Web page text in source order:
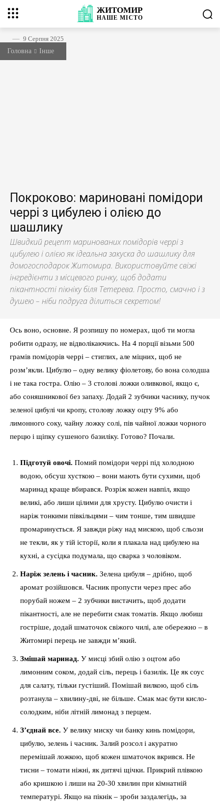
ЖИТОМИР
НАШЕМІСТО
9 Серпня 2025
Головна
Інше
Покроково: мариновані помідори
черрі з цибулею і олією до
шашлику
Швидкий рецепт маринованих помідорів черрі з
цибулею і олією як ідеальна закуска до шашлику для
домогосподарок Житомира. Використовуйте свіжі
інгредієнти з місцевого ринку, щоб додати
пікантності пікніку біля Тетерева. Просто, смачно і з
душею – ніби подруга ділиться секретом!
Ось воно, основне. Я розпишу по номерах, щоб ти могла
робити одразу, не відволікаючись. На 4 порції візьми 500
грамів помідорів черрі – стиглих, але міцних, щоб не
розм’якли. Цибулю – одну велику фіолетову, бо вона солодша
і не така гостра. Олію – 3 столові ложки оливкової, якщо є,
або соняшникової без запаху. Додай 2 зубчики часнику, пучок
зеленої цибулі чи кропу, столову ложку оцту 9% або
лимонного соку, чайну ложку солі, пів чайної ложки чорного
перцю і щіпку сушеного базиліку. Готово? Почали.
Підготуй овочі. Помий помідори черрі під холодною
водою, обсуш хусткою – вони мають бути сухими, щоб
маринад краще вбирався. Розріж кожен навпіл, якщо
великі, або лиши цілими для хрусту. Цибулю очисти і
наріж тонкими півкільцями – чим тонше, тим швидше
промаринується. Я завжди ріжу над мискою, щоб сльози
не текли, як у тій історії, коли я плакала над цибулею на
кухні, а сусідка подумала, що сварка з чоловіком.
Наріж зелень і часник. Зелена цибуля – дрібно, щоб
аромат розійшовся. Часник пропусти через прес або
порубай ножем – 2 зубчики вистачить, щоб додати
пікантності, але не перебити смак томатів. Якщо любиш
гостріше, додай шматочок свіжого чилі, але обережно – в
Житомирі перець не завжди м’який.
Змішай маринад. У мисці збий олію з оцтом або
лимонним соком, додай сіль, перець і базилік. Це як соус
для салату, тільки густіший. Помішай вилкою, щоб сіль
розтанула – хвилину-дві, не більше. Смак має бути кисло-
солодким, ніби літній лимонад з перцем.
З’єднай все. У велику миску чи банку кинь помідори,
цибулю, зелень і часник. Залий розсол і акуратно
перемішай ложкою, щоб кожен шматочок вкрився. Не
тисни – томати ніжні, як дитячі щічки. Прикрий плівкою
або кришкою і лиши на 20-30 хвилин при кімнатній
температурі. Якщо на пікнік – зроби заздалегідь, за